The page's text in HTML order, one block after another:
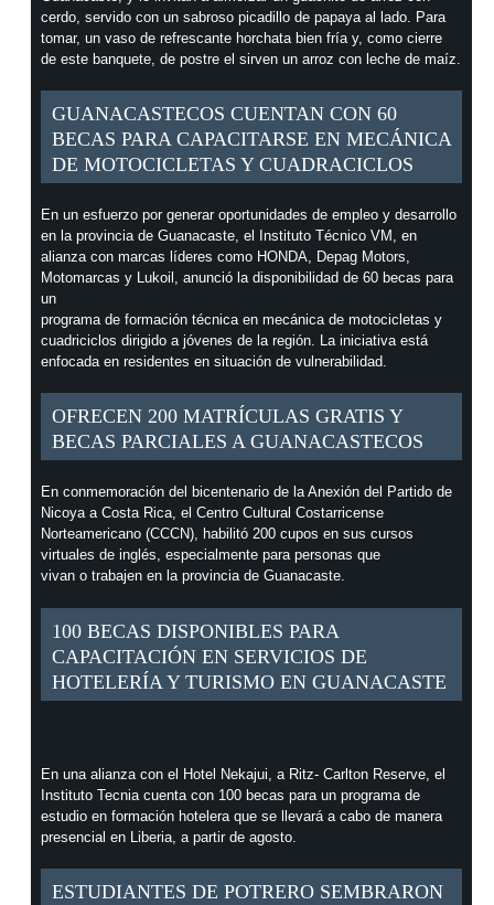
cerdo, servido con un sabroso picadillo de papaya al lado. Para
tomar, un vaso de refrescante horchata bien fría y, como cierre
de este banquete, de postre el sirven un arroz con leche de maíz.
GUANACASTECOS CUENTAN CON 60
BECAS PARA CAPACITARSE EN MECÁNICA
DE MOTOCICLETAS Y CUADRACICLOS
En un esfuerzo por generar oportunidades de empleo y desarrollo
en la provincia de Guanacaste, el Instituto Técnico VM, en
alianza con marcas líderes como HONDA, Depag Motors,
Motomarcas y Lukoil, anunció la disponibilidad de 60 becas para
un
programa de formación técnica en mecánica de motocicletas y
cuadriciclos dirigido a jóvenes de la región. La iniciativa está
enfocada en residentes en situación de vulnerabilidad.
OFRECEN 200 MATRÍCULAS GRATIS Y
BECAS PARCIALES A GUANACASTECOS
En conmemoración del bicentenario de la Anexión del Partido de
Nicoya a Costa Rica, el Centro Cultural Costarricense
Norteamericano (CCCN), habilitó 200 cupos en sus cursos
virtuales de inglés, especialmente para personas que
vivan o trabajen en la provincia de Guanacaste.
100 BECAS DISPONIBLES PARA
CAPACITACIÓN EN SERVICIOS DE
HOTELERÍA Y TURISMO EN GUANACASTE
En una alianza con el Hotel Nekajui, a Ritz- Carlton Reserve, el
Instituto Tecnia cuenta con 100 becas para un programa de
estudio en formación hotelera que se llevará a cabo de manera
presencial en Liberia, a partir de agosto.
ESTUDIANTES DE POTRERO SEMBRARON